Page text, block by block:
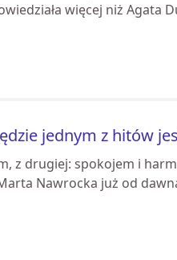
więcej niż Agata
jednym z hitów
z drugiej: spokojem i
Nawrocka już od